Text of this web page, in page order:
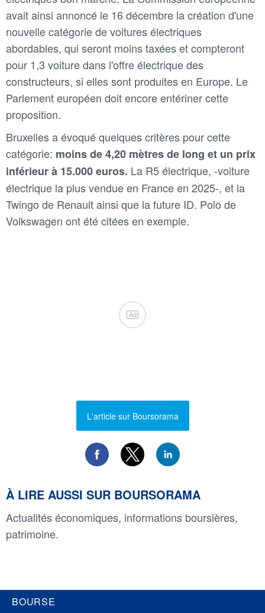
avait ainsi annoncé le 16 décembre la création d'une
nouvelle catégorie de voitures électriques
abordables, qui seront moins taxées et compteront
pour 1,3 voiture dans l'offre électrique des
constructeurs, si elles sont produites en Europe. Le
Parlement européen doit encore entériner cette
proposition.
Bruxelles a évoqué quelques critères pour cette
catégorie: moins de 4,20 mètres de long et un prix
inférieur à 15.000 euros. La R5 électrique, -voiture
électrique la plus vendue en France en 2025-, et la
Twingo de Renault ainsi que la future ID. Polo de
Volkswagen ont été citées en exemple.
Ad
L'article sur Boursorama
À LIRE AUSSI SUR BOURSORAMA
Actualités économiques, informations boursières,
patrimoine.
BOURSE